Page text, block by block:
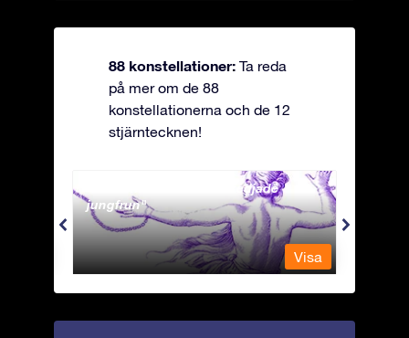
88 konstellationer: Ta reda
på mer om de 88
konstellationerna och de 12
stjärntecknen!
Andromeda - Den fastkedjade
jungfrun
Visa